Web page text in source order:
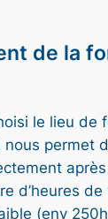
de la
le lieu de
nous permet
d’heures de
(env